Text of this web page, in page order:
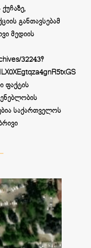
განთავსებამ
მედიის
32243?
ფაქტის
საქართველოს